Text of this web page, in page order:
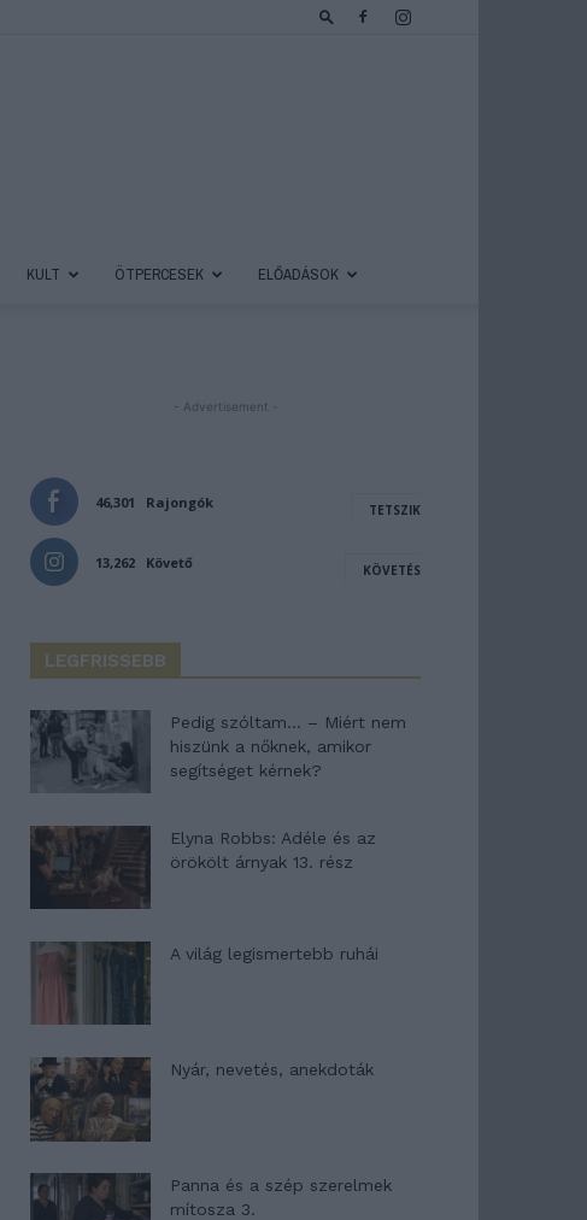
KULT ÖTPERCESEK ELŐADÁSOK
- Advertisement -
46,301 Rajongók TETSZIK
13,262 Követő KÖVETÉS
LEGFRISSEBB
Pedig szóltam… – Miért nem
hiszünk a nőknek, amikor
segítséget kérnek?
Elyna Robbs: Adéle és az
örökölt árnyak 13. rész
A világ legismertebb ruhái
Nyár, nevetés, anekdoták
Panna és a szép szerelmek
mítosza 3.